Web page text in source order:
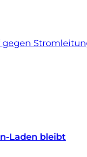
Laden bleibt